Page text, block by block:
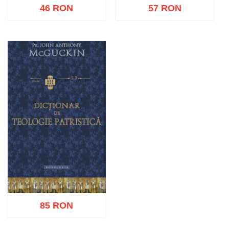
Adaugă în coș Wishlist
46 RON 57 RON
85 RON